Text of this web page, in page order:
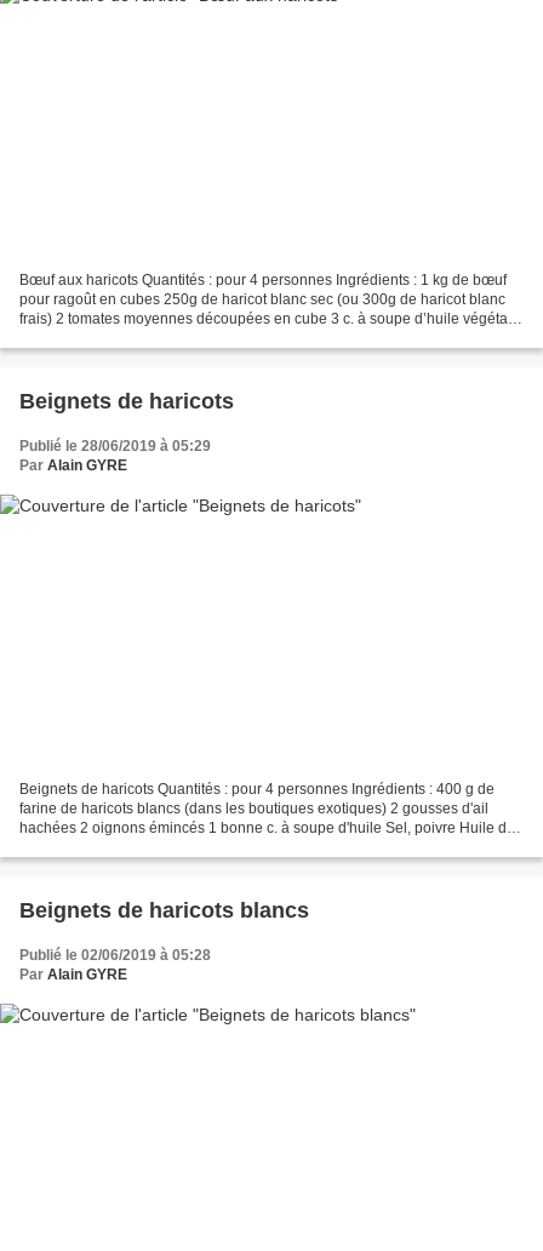
Bœuf aux haricots Quantités : pour 4 personnes Ingrédients : 1 kg de bœuf
pour ragoût en cubes 250g de haricot blanc sec (ou 300g de haricot blanc
frais) 2 tomates moyennes découpées en cube 3 c. à soupe d’huile végétale
Beignets de haricots
Publié le 28/06/2019 à 05:29
Par Alain GYRE
Beignets de haricots Quantités : pour 4 personnes Ingrédients : 400 g de
farine de haricots blancs (dans les boutiques exotiques) 2 gousses d'ail
hachées 2 oignons émincés 1 bonne c. à soupe d'huile Sel, poivre Huile de
Beignets de haricots blancs
Publié le 02/06/2019 à 05:28
Par Alain GYRE